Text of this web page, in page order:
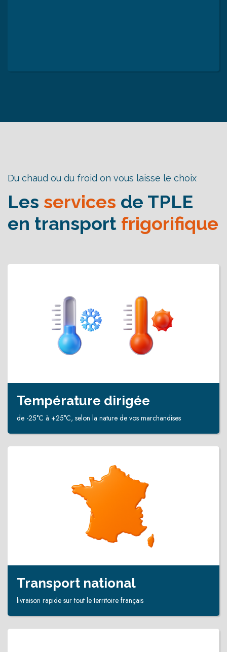
Du chaud ou du froid on vous laisse le choix
Les services de TPLE
en transport frigorifique
Température dirigée
de -25°C à +25°C, selon la nature de vos marchandises
Transport national
livraison rapide sur tout le territoire français